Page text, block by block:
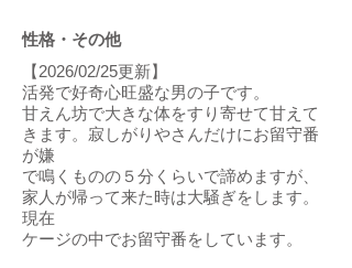
性格・その他
【2026/02/25更新】
活発で好奇心旺盛な男の子です。
甘えん坊で大きな体をすり寄せて甘えて
きます。寂しがりやさんだけにお留守番
が嫌
で鳴くものの５分くらいで諦めますが、
家人が帰って来た時は大騒ぎをします。
現在
ケージの中でお留守番をしています。